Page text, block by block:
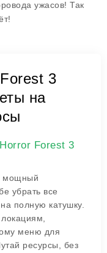
ужасов! Так
3
на
Forest 3
мощный
убрать все
полную катушку.
меню для
ресурсы, без